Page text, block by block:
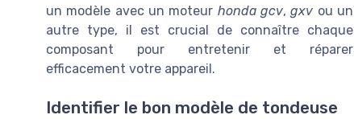
un modèle avec un moteur honda gcv,gxv ou un
autre type, il est crucial de connaître chaque
composant pour entretenir et réparer
efficacement votre appareil.
Identifier le bon modèle de tondeuse